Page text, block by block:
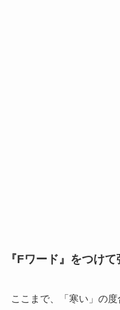
『Fワード』をつけ
ここまで、「寒い」の